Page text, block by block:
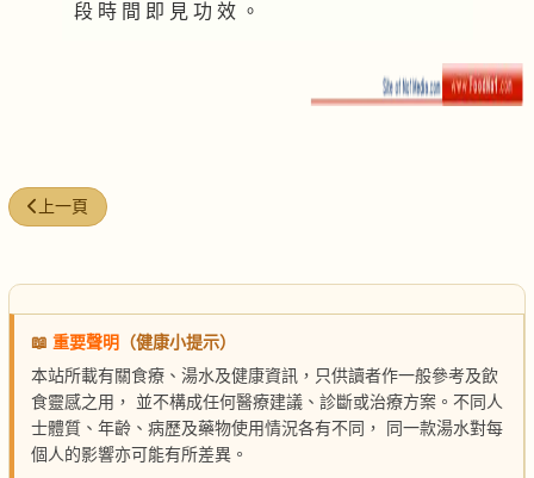
段 時 間 即 見 功 效 。
上一篇文章: 雲梅茶
上一頁
📖 重要聲明
（健康小提示）
本站所載有關食療、湯水及健康資訊，只供讀者作一般參考及飲
食靈感之用， 並不構成任何醫療建議、診斷或治療方案。不同人
士體質、年齡、病歷及藥物使用情況各有不同， 同一款湯水對每
個人的影響亦可能有所差異。